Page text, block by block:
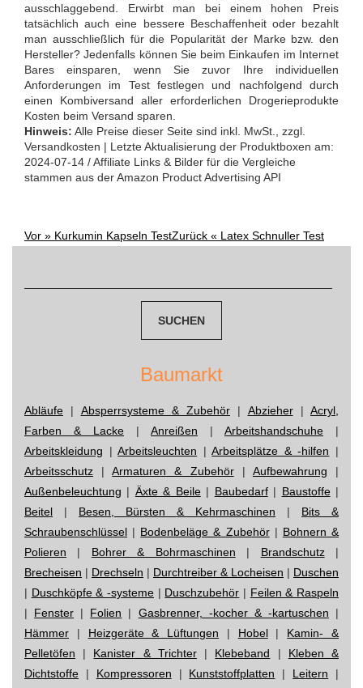
ausschlaggebend. Erwirbt man bei einem hohen Preis
tatsächlich auch eine bessere Beschaffenheit oder bezahlt
man ausschließlich für die Popularität der Marke bzw. den
Hersteller? Jedenfalls können Sie beim Einkaufen im Internet
Bares einsparen, wenn Sie zuvor Ihre individuellen
Anforderungen im Test festlegen und nachfolgend durch
einen Kombiversand aller erforderlichen Drogerieprodukte
Kosten beim Versand sparen.
Hinweis: Alle Preise dieser Seite sind inkl. MwSt., zzgl.
Versandkosten | Letzte Aktualisierung der Produktboxen am:
2024-07-14 / Affiliate Links & Bilder für die Vergleiche
stammen aus der Amazon Product Advertising API
Post
Vor » Kurkumin Kapseln TestZurück « Latex Schnuller Test
Baumarkt
Abläufe | Absperrsysteme & Zubehör | Abzieher| Acryl,
Farben & Lacke | Anreißen | Arbeitshandschuhe |
Arbeitskleidung |Arbeitsleuchten |Arbeitsplätze & -hilfen |
Arbeitsschutz |Armaturen & Zubehör| Aufbewahrung |
Außenbeleuchtung | Äxte & Beile| Baubedarf| Baustoffe|
Beitel | Besen, Bürsten & Kehrmaschinen | Bits &
Schraubenschlüssel | Bodenbeläge & Zubehör| Bohnern &
Polieren | Bohrer & Bohrmaschinen | Brandschutz|
Brecheisen | Drechseln | Durchtreiber & Locheisen | Duschen
| Duschköpfe & -systeme | Duschzubehör | Feilen & Raspeln
| Fenster | Folien | Gasbrenner, -kocher & -kartuschen |
Hämmer | Heizgeräte & Lüftungen | Hobel| Kamin- &
Pelletöfen | Kanister & Trichter| Klebeband | Kleben &
Dichtstoffe | Kompressoren | Kunststoffplatten | Leitern |